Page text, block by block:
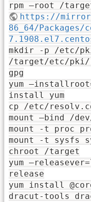
rpm –root /
https://
86_64/
mkdir -p /etc/
/target/etc/pki/
gpg
yum
install yum
cp /etc/
mount –bind /
mount -t proc
mount -t sysfs
chroot /target
yum
release
yum install
dracut-tools